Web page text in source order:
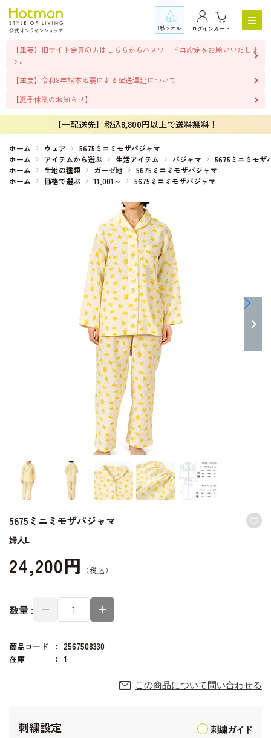
1秒タオル ログインカート
【重要】旧サイト会員の方はこちらからパスワード再設定をお願いいたしま
す。
【重要】令和8年熊本地震による配送遅延について
【夏季休業のお知らせ】
【一配送先】税込8,800円以上で送料無料！
ホーム ウェア
5675ミニミモザパジャマ
ホーム
アイテムから選ぶ 生活アイテム パジャマ
5675ミニミモザ
ホーム
生地の種類 ガーゼ地
5675ミニミモザパジャマ
ホーム
価格で選ぶ 11,001～ 5675ミニミモザパジャマ
5675ミニミモザパジャマ
婦人L
24,200円
数量 :
商品コード
2567508330
在庫
1
この商品について問い合わせる
刺繍設定 刺繍ガイド